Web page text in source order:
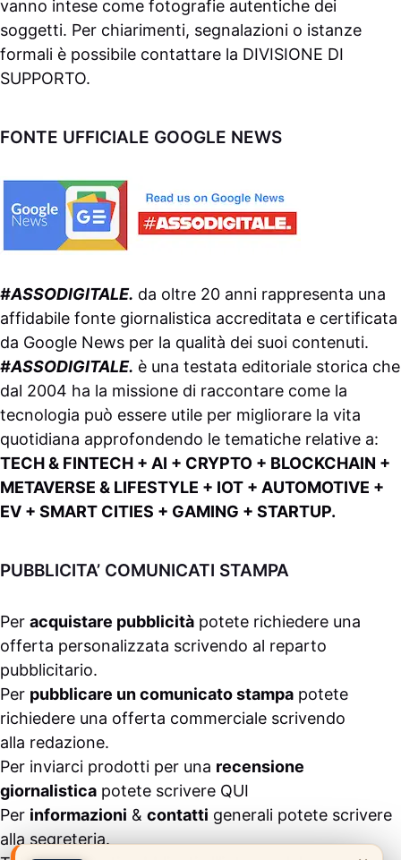
vanno intese come fotografie autentiche dei
soggetti. Per chiarimenti, segnalazioni o istanze
formali è possibile contattare la DIVISIONE DI
SUPPORTO.
FONTE UFFICIALE GOOGLE NEWS
#ASSODIGITALE. da oltre 20 anni rappresenta una
affidabile fonte giornalistica accreditata e certificata
da Google News per la qualità dei suoi contenuti.
#ASSODIGITALE. è una testata editoriale storica che
dal 2004 ha la missione di raccontare come la
tecnologia può essere utile per migliorare la vita
quotidiana approfondendo le tematiche relative a:
TECH & FINTECH + AI + CRYPTO + BLOCKCHAIN +
METAVERSE & LIFESTYLE + IOT + AUTOMOTIVE +
EV + SMART CITIES + GAMING + STARTUP.
PUBBLICITA’ COMUNICATI STAMPA
Per acquistare pubblicità potete richiedere una
offerta personalizzata scrivendo al reparto
pubblicitario.
Per pubblicare un comunicato stampa potete
richiedere una offerta commerciale scrivendo
alla redazione.
Per inviarci prodotti per una recensione
giornalistica potete scrivere QUI
Per informazioni & contatti generali potete scrivere
alla segreteria.